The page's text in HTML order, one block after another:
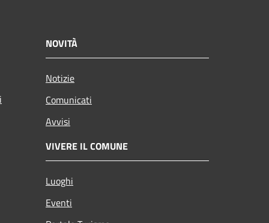
NOVITÀ
Notizie
Comunicati
Avvisi
VIVERE IL COMUNE
Luoghi
Eventi